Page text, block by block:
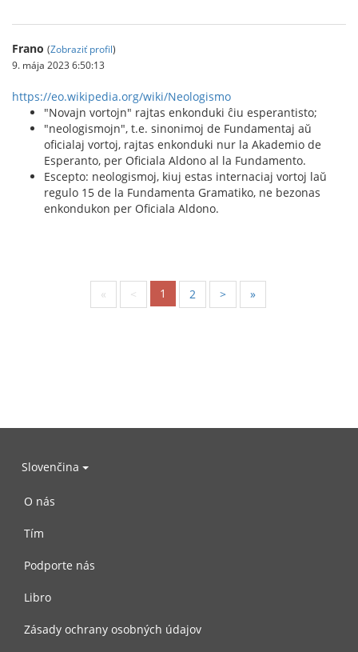
Frano (Zobraziť profil)
9. mája 2023 6:50:13
https://eo.wikipedia.org/wiki/Neologismo
"Novajn vortojn" rajtas enkonduki ĉiu esperantisto;
"neologismojn", t.e. sinonimoj de Fundamentaj aŭ
oficialaj vortoj, rajtas enkonduki nur la Akademio de
Esperanto, per Oficiala Aldono al la Fundamento.
Escepto: neologismoj, kiuj estas internaciaj vortoj laŭ
regulo 15 de la Fundamenta Gramatiko, ne bezonas
enkondukon per Oficiala Aldono.
« < 1 2 > »
Slovenčina
O nás
Tím
Podporte nás
Libro
Zásady ochrany osobných údajov